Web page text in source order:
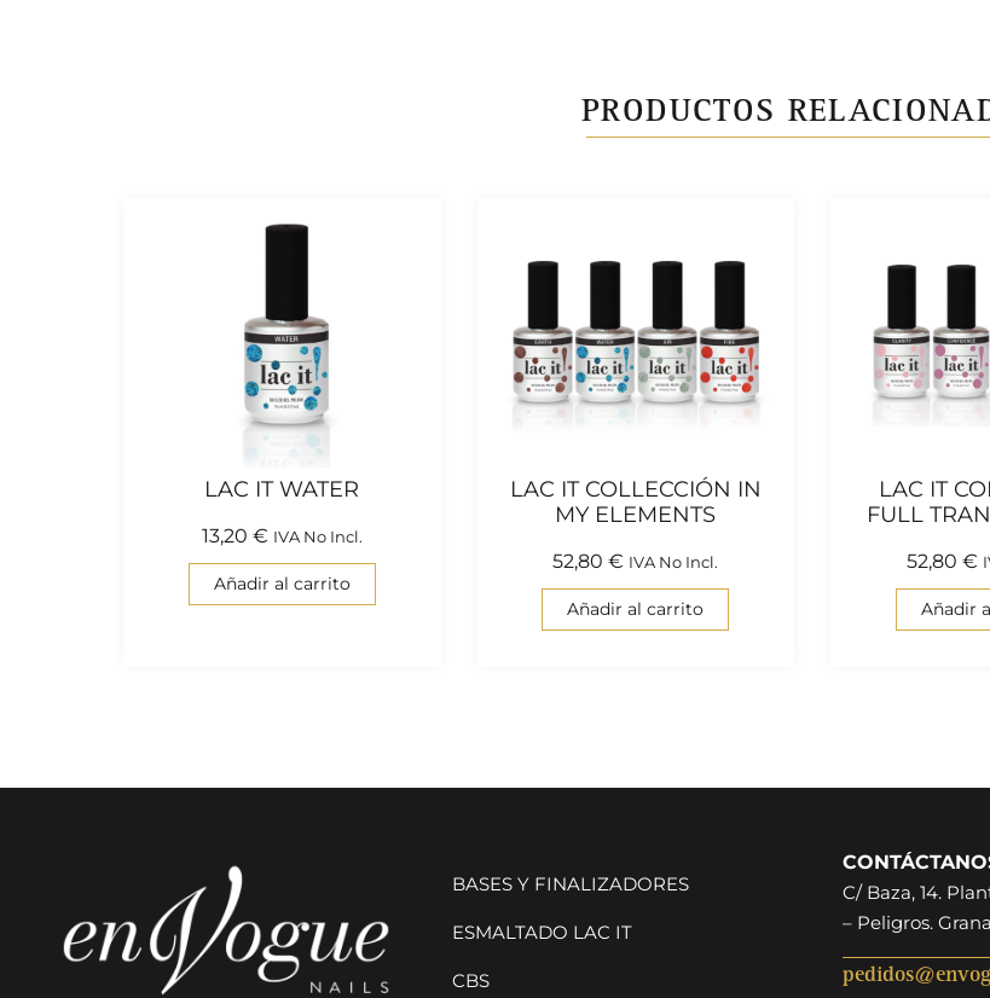
PRODUCTOS
LAC IT WATER
13,20 € IVA No Incl.
Añadir al carrito
LAC IT COLLECCIÓN IN
MY ELEMENTS
52,80€ IVA No Incl.
Añadir al carrito
LAC IT
FULL
52,80 €
Añadir
BASES Y FINALIZADORES
ESMALTADO LAC IT
CBS
C/ Baza, 14.
– Peligros.